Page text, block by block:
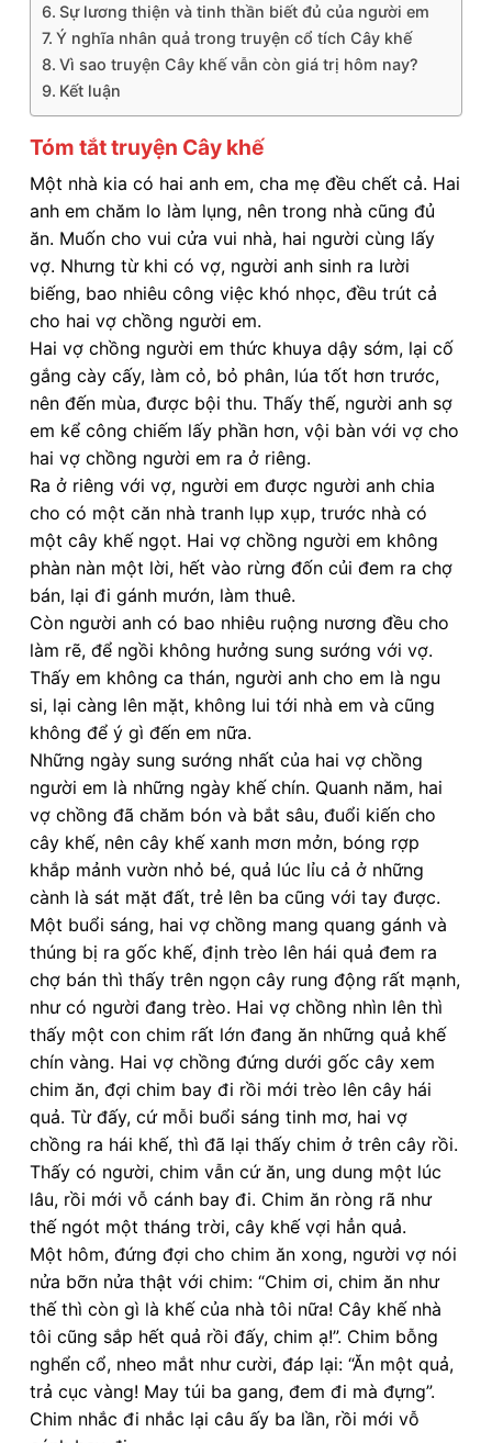
Sự lương thiện và tinh thần biết đủ của người em
Ý nghĩa nhân quả trong truyện cổ tích Cây khế
Vì sao truyện Cây khế vẫn còn giá trị hôm nay?
Kết luận
Tóm tắt truyện Cây khế
Một nhà kia có hai anh em, cha mẹ đều chết cả. Hai
anh em chăm lo làm lụng, nên trong nhà cũng đủ
ăn. Muốn cho vui cửa vui nhà, hai người cùng lấy
vợ. Nhưng từ khi có vợ, người anh sinh ra lười
biếng, bao nhiêu công việc khó nhọc, đều trút cả
cho hai vợ chồng người em.
Hai vợ chồng người em thức khuya dậy sớm, lại cố
gắng cày cấy, làm cỏ, bỏ phân, lúa tốt hơn trước,
nên đến mùa, được bội thu. Thấy thế, người anh sợ
em kể công chiếm lấy phần hơn, vội bàn với vợ cho
hai vợ chồng người em ra ở riêng.
Ra ở riêng với vợ, người em được người anh chia
cho có một căn nhà tranh lụp xụp, trước nhà có
một cây khế ngọt. Hai vợ chồng người em không
phàn nàn một lời, hết vào rừng đốn củi đem ra chợ
bán, lại đi gánh mướn, làm thuê.
Còn người anh có bao nhiêu ruộng nương đều cho
làm rẽ, để ngồi không hưởng sung sướng với vợ.
Thấy em không ca thán, người anh cho em là ngu
si, lại càng lên mặt, không lui tới nhà em và cũng
không để ý gì đến em nữa.
Những ngày sung sướng nhất của hai vợ chồng
người em là những ngày khế chín. Quanh năm, hai
vợ chồng đã chăm bón và bắt sâu, đuổi kiến cho
cây khế, nên cây khế xanh mơn mởn, bóng rợp
khắp mảnh vườn nhỏ bé, quả lúc lỉu cả ở những
cành là sát mặt đất, trẻ lên ba cũng với tay được.
Một buổi sáng, hai vợ chồng mang quang gánh và
thúng bị ra gốc khế, định trèo lên hái quả đem ra
chợ bán thì thấy trên ngọn cây rung động rất mạnh,
như có người đang trèo. Hai vợ chồng nhìn lên thì
thấy một con chim rất lớn đang ăn những quả khế
chín vàng. Hai vợ chồng đứng dưới gốc cây xem
chim ăn, đợi chim bay đi rồi mới trèo lên cây hái
quả. Từ đấy, cứ mỗi buổi sáng tinh mơ, hai vợ
chồng ra hái khế, thì đã lại thấy chim ở trên cây rồi.
Thấy có người, chim vẫn cứ ăn, ung dung một lúc
lâu, rồi mới vỗ cánh bay đi. Chim ăn ròng rã như
thế ngót một tháng trời, cây khế vợi hẳn quả.
Một hôm, đứng đợi cho chim ăn xong, người vợ nói
nửa bỡn nửa thật với chim: “Chim ơi, chim ăn như
thế thì còn gì là khế của nhà tôi nữa! Cây khế nhà
tôi cũng sắp hết quả rồi đấy, chim ạ!”. Chim bỗng
nghển cổ, nheo mắt như cười, đáp lại: “Ăn một quả,
trả cục vàng! May túi ba gang, đem đi mà đựng”.
Chim nhắc đi nhắc lại câu ấy ba lần, rồi mới vỗ